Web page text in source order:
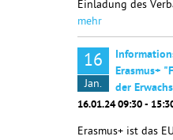
Einladung des
mehr
16
Jan.
Erasmus+
der
16.01.24 09:30 -
Erasmus+ ist das